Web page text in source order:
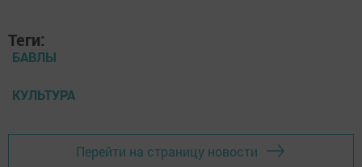
Теги:
БАВЛЫ
КУЛЬТУРА
Перейти на страницу новости